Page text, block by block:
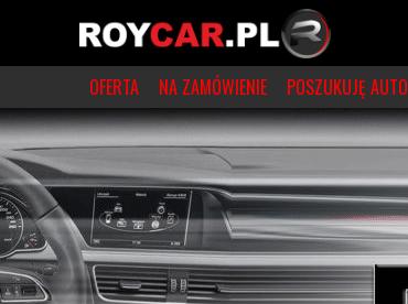
OFERTA NA ZAMÓWIENIE POSZUKUJĘ AUTO